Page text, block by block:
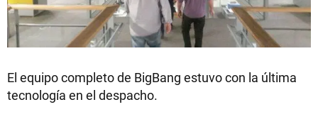
El equipo completo de BigBang estuvo con la última
tecnología en el despacho.